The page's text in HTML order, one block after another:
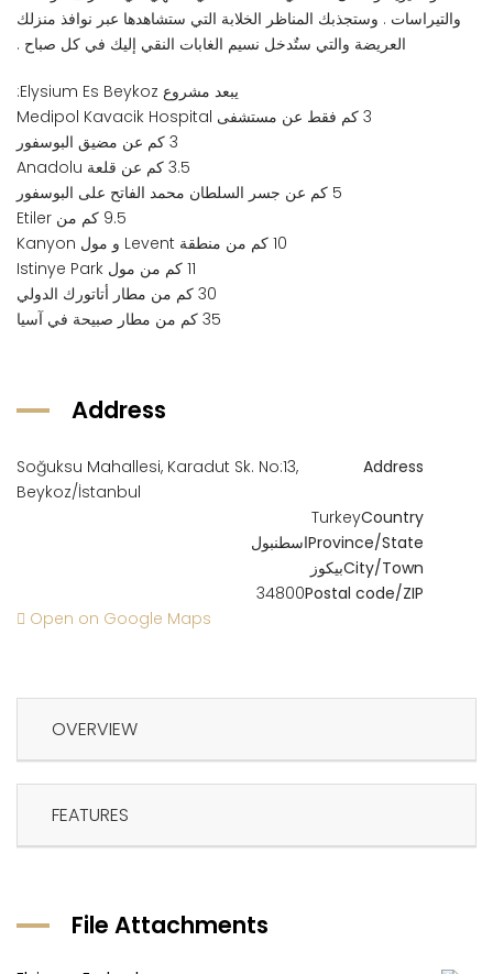
والتيراسات . وستجذبك المناظر الخلابة التي ستشاهدها عبر نوافذ منزلك
العريضة والتي ستٌدخل نسيم الغابات النقي إليك في كل صباح .
يبعد مشروع Elysium Es Beykoz:
3 كم فقط عن مستشفى Medipol Kavacik Hospital
3 كم عن مضيق البوسفور
3.5 كم عن قلعة Anadolu
5 كم عن جسر السلطان محمد الفاتح على البوسفور
9.5 كم من Etiler
10 كم من منطقة Levent و مول Kanyon
11 كم من مول Istinye Park
30 كم من مطار أتاتورك الدولي
35 كم من مطار صبيحة في آسيا
Address
Address
Soğuksu Mahallesi, Karadut Sk. No:13,
Beykoz/İstanbul
Country
Turkey
Province/Stateاسطنبول
City/Townبيكوز
Postal code/ZIP
34800
Open on Google Maps
OVERVIEW
FEATURES
File Attachments